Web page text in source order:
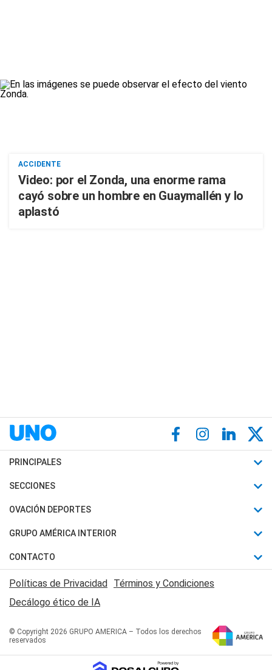
ACCIDENTE
Video: por el Zonda, una enorme rama
cayó sobre un hombre en Guaymallén y lo
aplastó
PRINCIPALES
Últimas Noticias
Política
Judiciales
Economia
SECCIONES
Horóscopo
Motores
Trucos caseros
Series y Películas
Edictos y Solicitadas
OVACIÓN DEPORTES
Fútbol
Mundial
Automovilismo
Rugby
Básquet
GRUPO AMÉRICA INTERIOR
Canal 7 en Vivo
San Juan 8
CONTACTO
Acerca de Nosotros
Contactanos
Políticas de Privacidad Términos y Condiciones
Decálogo ético de IA
© Copyright 2026 GRUPO AMERICA – Todos los derechos
reservados